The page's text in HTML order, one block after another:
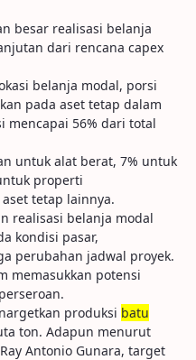
besar realisasi belanja
dari rencana capex
belanja modal, porsi
pada aset tetap dalam
mencapai 56% dari total
untuk alat berat, 7% untuk
properti
tetap lainnya.
realisasi belanja modal
kondisi pasar,
perubahan jadwal proyek.
memasukkan potensi
produksi batu
ton. Adapun menurut
Antonio Gunara, target